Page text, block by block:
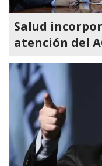
Salud
atención del